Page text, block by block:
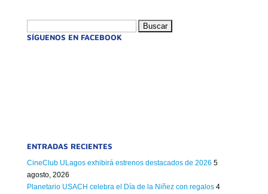
SÍGUENOS EN FACEBOOK
ENTRADAS RECIENTES
CineClub ULagos exhibirá estrenos destacados de 2026 5
agosto, 2026
Planetario USACH celebra el Día de la Niñez con regalos 4